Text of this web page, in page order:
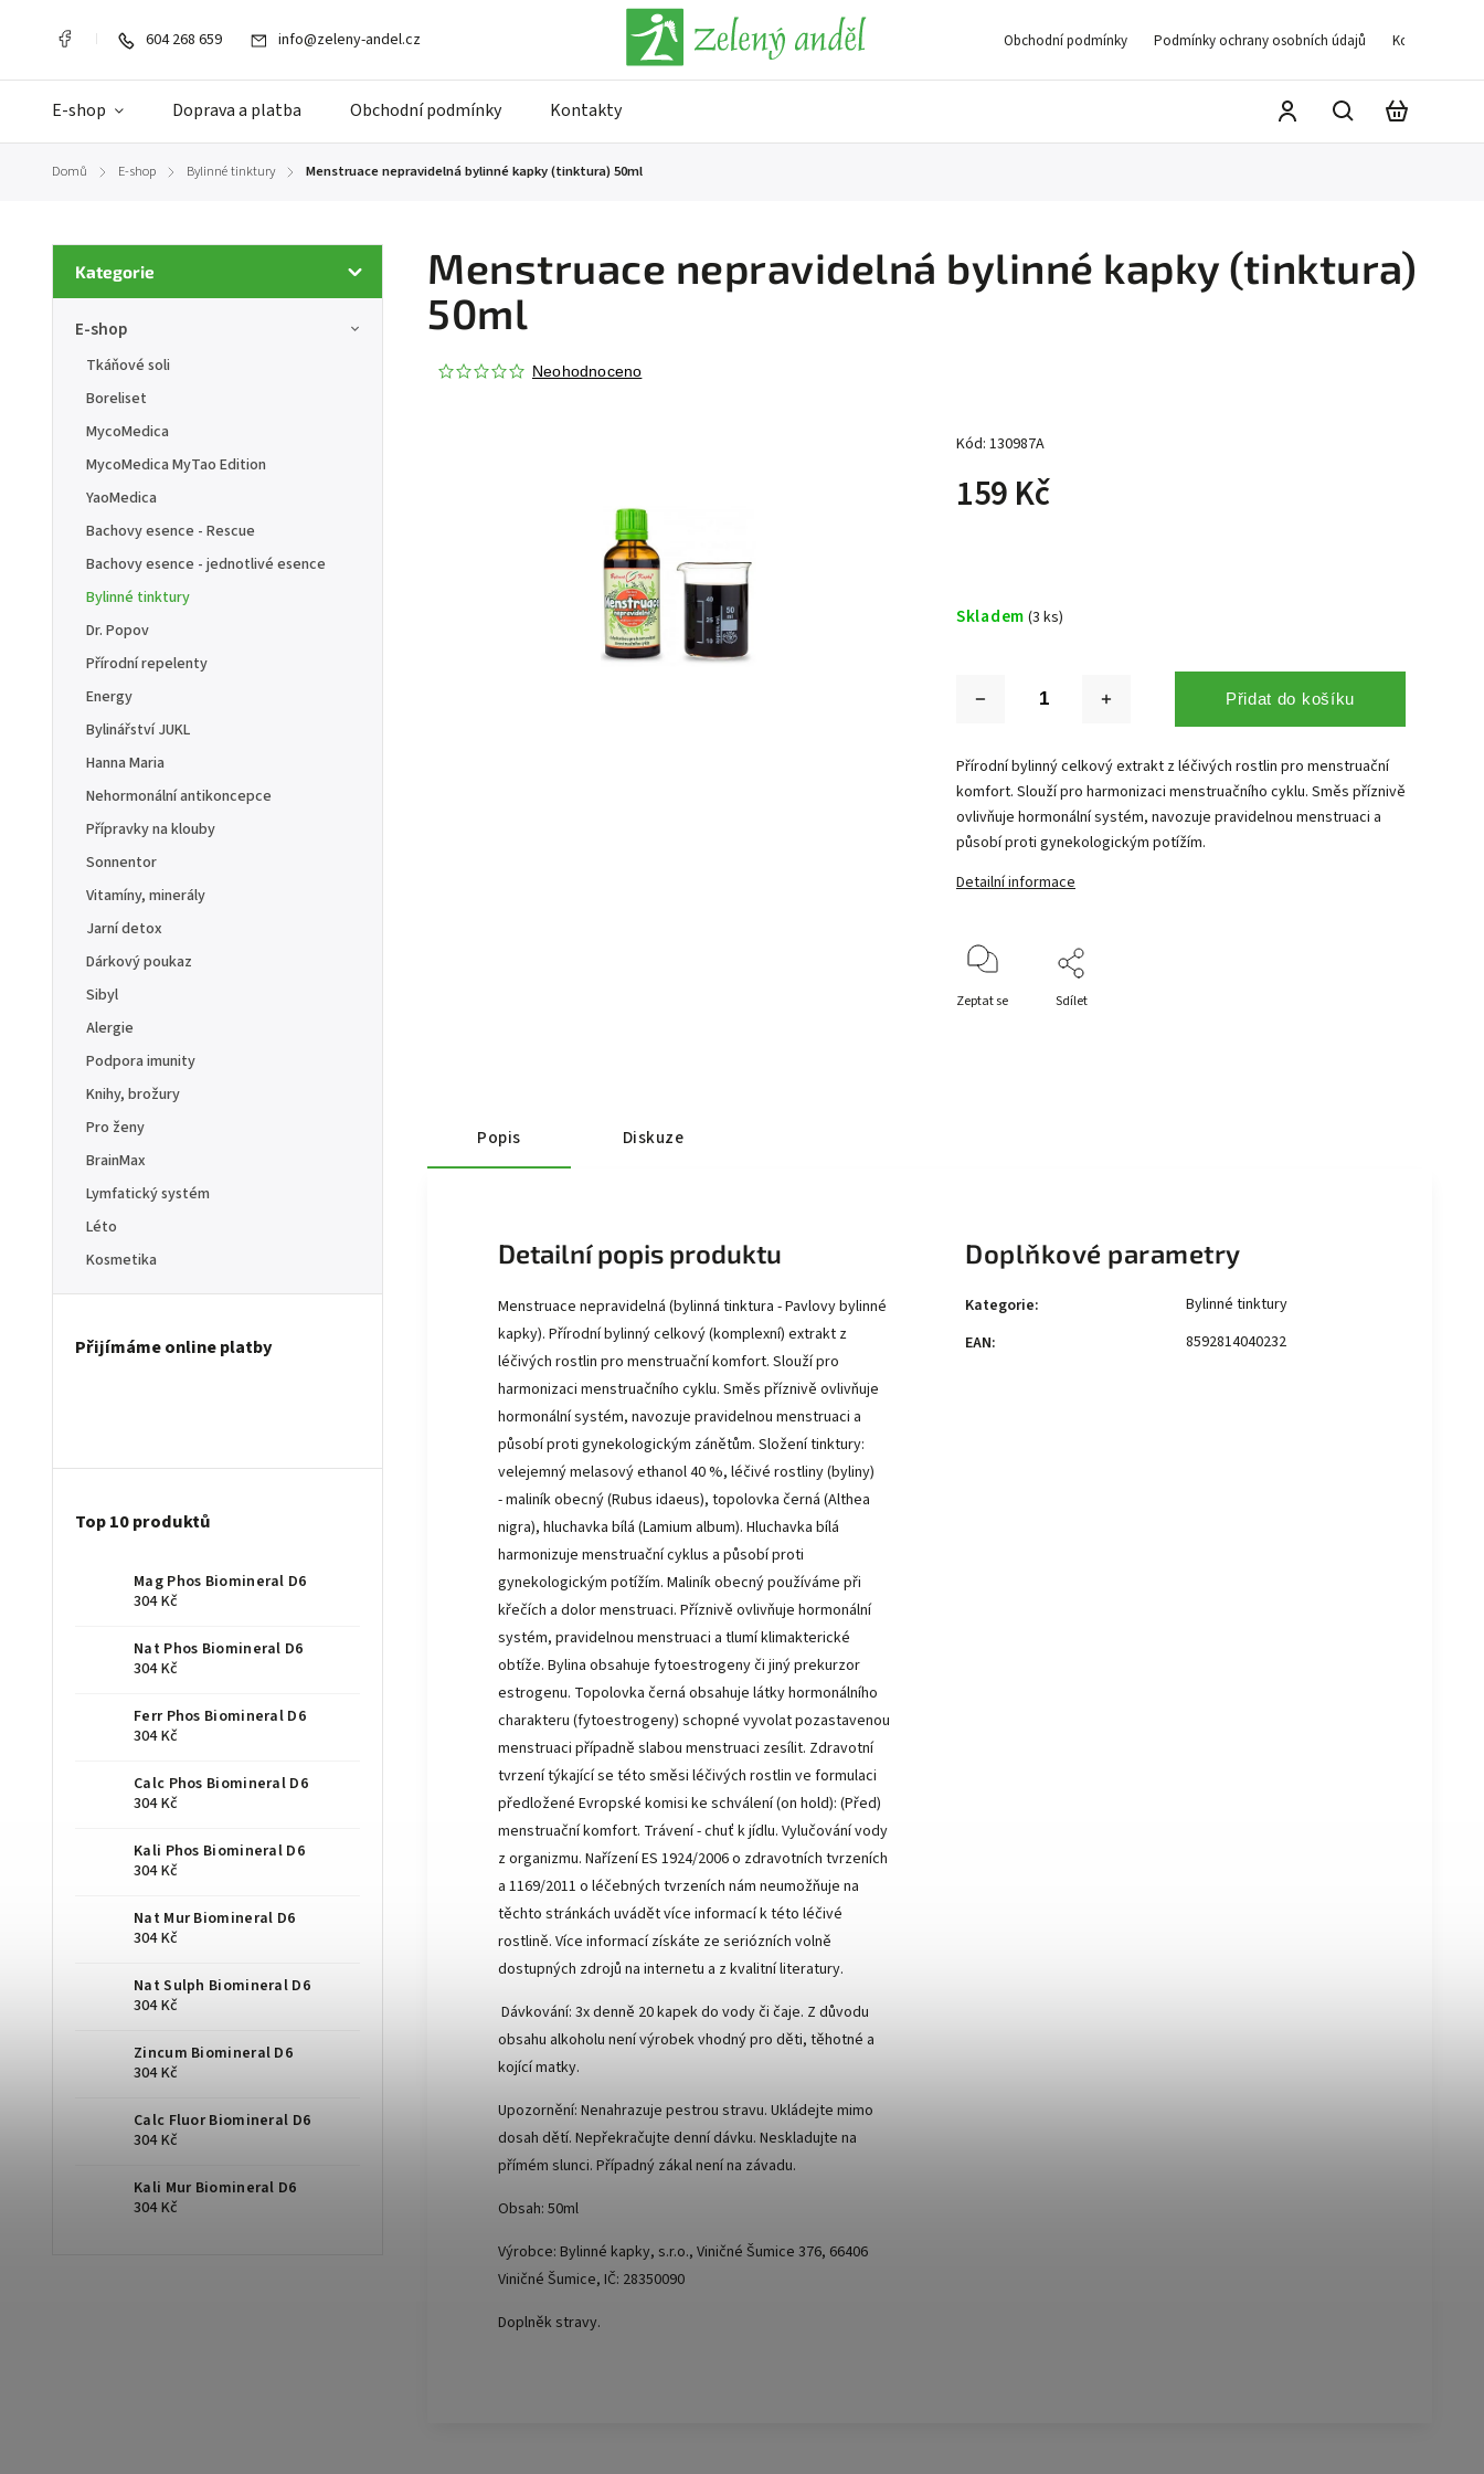
604 268 659 info@zeleny-andel.cz Obchodní podmínky Podmínky ochrany osobních údajů Kontakty
E-shop Doprava a platba Obchodní podmínky Kontakty
Domů / E-shop / Bylinné tinktury / Menstruace nepravidelná bylinné kapky (tinktura) 50ml
Kategorie
E-shop
Tkáňové soli
Boreliset
MycoMedica
MycoMedica MyTao Edition
YaoMedica
Bachovy esence - Rescue
Bachovy esence - jednotlivé esence
Bylinné tinktury
Dr. Popov
Přírodní repelenty
Energy
Bylinářství JUKL
Hanna Maria
Nehormonální antikoncepce
Přípravky na klouby
Sonnentor
Vitamíny, minerály
Jarní detox
Dárkový poukaz
Sibyl
Alergie
Podpora imunity
Knihy, brožury
Pro ženy
BrainMax
Lymfatický systém
Léto
Kosmetika
Přijímáme online platby
Top 10 produktů
Mag Phos Biomineral D6
304 Kč
Nat Phos Biomineral D6
304 Kč
Ferr Phos Biomineral D6
304 Kč
Calc Phos Biomineral D6
304 Kč
Kali Phos Biomineral D6
304 Kč
Nat Mur Biomineral D6
304 Kč
Nat Sulph Biomineral D6
304 Kč
Zincum Biomineral D6
304 Kč
Calc Fluor Biomineral D6
304 Kč
Kali Mur Biomineral D6
304 Kč
Menstruace nepravidelná bylinné kapky (tinktura)
50ml
Neohodnoceno
Kód: 130987A
159 Kč
Skladem (3 ks)
Přidat do košíku
Přírodní bylinný celkový extrakt z léčivých rostlin pro menstruační
komfort. Slouží pro harmonizaci menstruačního cyklu. Směs příznivě
ovlivňuje hormonální systém, navozuje pravidelnou menstruaci a
působí proti gynekologickým potížím.
Detailní informace
Zeptat se Sdílet
Popis Diskuze
Detailní popis produktu
Menstruace nepravidelná (bylinná tinktura - Pavlovy bylinné
kapky). Přírodní bylinný celkový (komplexní) extrakt z
léčivých rostlin pro menstruační komfort. Slouží pro
harmonizaci menstruačního cyklu. Směs příznivě ovlivňuje
hormonální systém, navozuje pravidelnou menstruaci a
působí proti gynekologickým zánětům. Složení tinktury:
velejemný melasový ethanol 40 %, léčivé rostliny (byliny)
- maliník obecný (Rubus idaeus), topolovka černá (Althea
nigra), hluchavka bílá (Lamium album). Hluchavka bílá
harmonizuje menstruační cyklus a působí proti
gynekologickým potížím. Maliník obecný používáme při
křečích a dolor menstruaci. Příznivě ovlivňuje hormonální
systém, pravidelnou menstruaci a tlumí klimakterické
obtíže. Bylina obsahuje fytoestrogeny či jiný prekurzor
estrogenu. Topolovka černá obsahuje látky hormonálního
charakteru (fytoestrogeny) schopné vyvolat pozastavenou
menstruaci případně slabou menstruaci zesílit. Zdravotní
tvrzení týkající se této směsi léčivých rostlin ve formulaci
předložené Evropské komisi ke schválení (on hold): (Před)
menstruační komfort. Trávení - chuť k jídlu. Vylučování vody
z organizmu. Nařízení ES 1924/2006 o zdravotních tvrzeních
a 1169/2011 o léčebných tvrzeních nám neumožňuje na
těchto stránkách uvádět více informací k této léčivé
rostlině. Více informací získáte ze seriózních volně
dostupných zdrojů na internetu a z kvalitní literatury.
Dávkování: 3x denně 20 kapek do vody či čaje. Z důvodu
obsahu alkoholu není výrobek vhodný pro děti, těhotné a
kojící matky.
Upozornění: Nenahrazuje pestrou stravu. Ukládejte mimo
dosah dětí. Nepřekračujte denní dávku. Neskladujte na
přímém slunci. Případný zákal není na závadu.
Obsah: 50ml
Výrobce: Bylinné kapky, s.r.o., Viničné Šumice 376, 66406
Viničné Šumice, IČ: 28350090
Doplněk stravy.
Doplňkové parametry
Kategorie:
Bylinné tinktury
EAN: 8592814040232